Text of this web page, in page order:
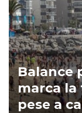
Balance
marca la
pese a